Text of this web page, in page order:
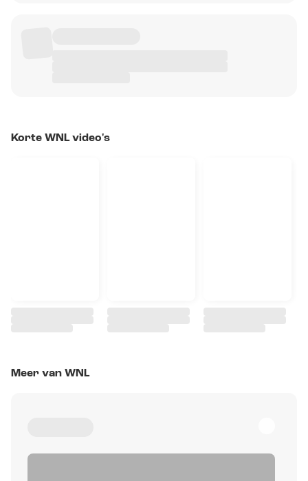
Korte WNL video's
Meer van WNL